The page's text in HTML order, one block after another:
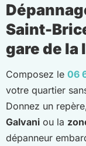
Saint-
gare de la
Composez le 06
votre quartier
Donnez un
Galvani ou la
dépanneur